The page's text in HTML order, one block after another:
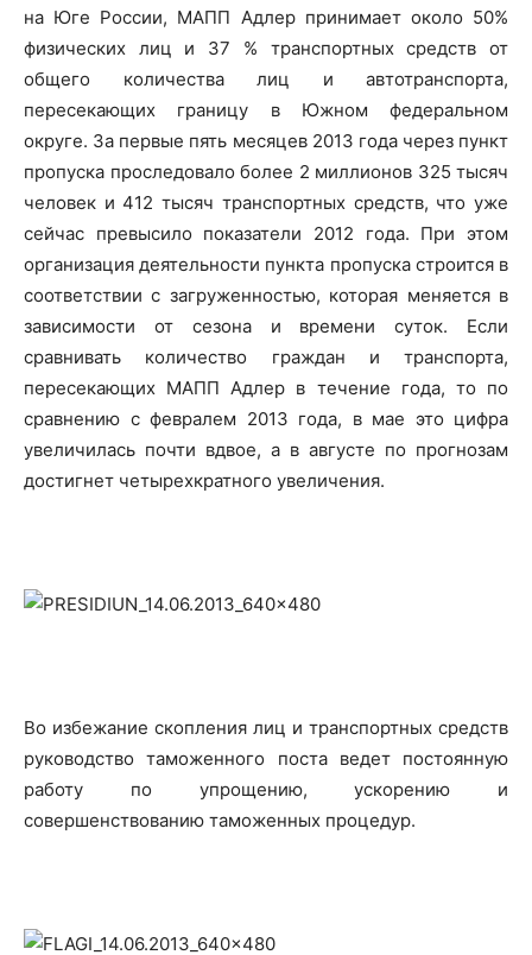
на Юге России, МАПП Адлер принимает около 50%
физических лиц и 37 % транспортных средств от
общего количества лиц и автотранспорта,
пересекающих границу в Южном федеральном
округе. За первые пять месяцев 2013 года через пункт
пропуска проследовало более 2 миллионов 325 тысяч
человек и 412 тысяч транспортных средств, что уже
сейчас превысило показатели 2012 года. При этом
организация деятельности пункта пропуска строится в
соответствии с загруженностью, которая меняется в
зависимости от сезона и времени суток. Если
сравнивать количество граждан и транспорта,
пересекающих МАПП Адлер в течение года, то по
сравнению с февралем 2013 года, в мае это цифра
увеличилась почти вдвое, а в августе по прогнозам
достигнет четырехкратного увеличения.
Во избежание скопления лиц и транспортных средств
руководство таможенного поста ведет постоянную
работу по упрощению, ускорению и
совершенствованию таможенных процедур.